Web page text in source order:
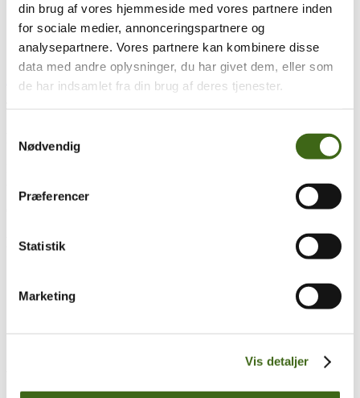
din brug af vores hjemmeside med vores partnere inden
for sociale medier, annonceringspartnere og
analysepartnere. Vores partnere kan kombinere disse
data med andre oplysninger, du har givet dem, eller som
de har indsamlet fra din brug af deres tjenester.
Nødvendig
Præferencer
Statistik
Marketing
Vis detaljer
FADB
2016 regnskab
2016 regnskab
Træk og slip
Foreningen af Danske Buejægere (FADB)
Populære sider
Vedtægter
Lokalforeninger
Om brug af siden